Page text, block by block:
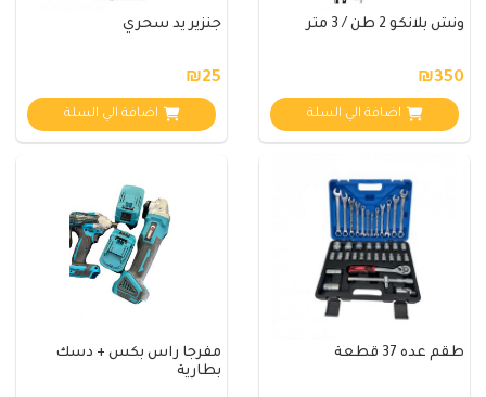
ونش بلانكو 2 طن / 3 متر
₪350
اضافة الي السلة
جنزير يد سحري
₪25
اضافة الي السلة
طقم عده 37 قطعة
مفرجا راس بكس + دسك
بطارية